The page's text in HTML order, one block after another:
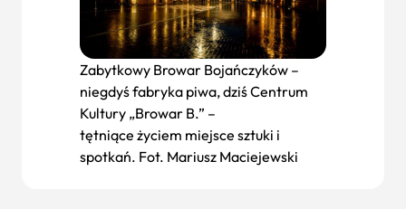
Zabytkowy Browar Bojańczyków –
niegdyś fabryka piwa, dziś Centrum
Kultury „Browar B.” –
tętniące życiem miejsce sztuki i
spotkań. Fot. Mariusz Maciejewski